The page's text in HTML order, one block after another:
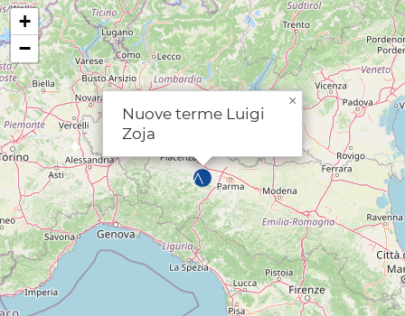
Nuove terme Luigi
Zoja
×
+
−